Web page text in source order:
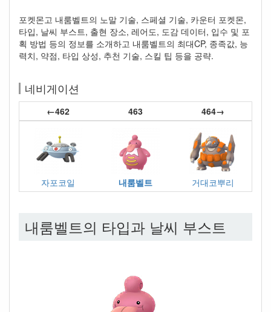
포켓몬고 내룸벨트의 노말 기술, 스페셜 기술, 카운터 포켓몬,
타입, 날씨 부스트, 출현 장소, 레어도, 도감 데이터, 입수 및 포
획 방법 등의 정보를 소개하고 내룸벨트의 최대CP, 종족값, 능
력치, 약점, 타입 상성, 추천 기술, 스킬 팁 등을 공략.
네비게이션
←462 463 464→
자포코일 내룸벨트 거대코뿌리
내룸벨트의 타입과 날씨 부스트